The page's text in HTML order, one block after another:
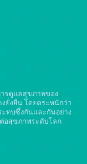
รดูแลสุขภาพของ
ยั่งยืนโดยตระหนักว่า
ทบซึ่งกันและกันอย่าง
อสุขภาพระดับโลก